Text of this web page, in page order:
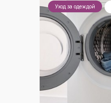
Уход за одеждой